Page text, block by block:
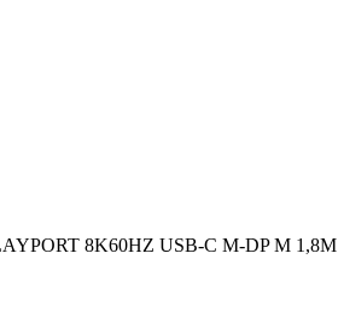
8K60HZ USB-C M-DP M 1,8M